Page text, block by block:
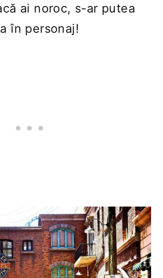
ai noroc, s-ar putea
în personaj!